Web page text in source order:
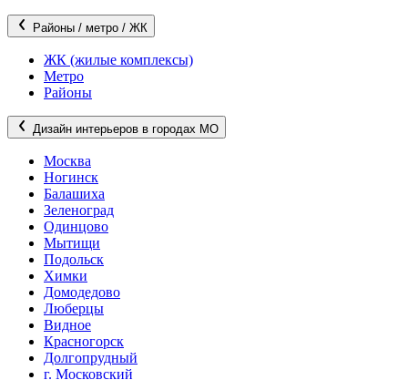
Районы / метро / ЖК
ЖК (жилые комплексы)
Метро
Районы
Дизайн интерьеров в городах МО
Москва
Ногинск
Балашиха
Зеленоград
Одинцово
Мытищи
Подольск
Химки
Домодедово
Люберцы
Видное
Красногорск
Долгопрудный
г. Московский